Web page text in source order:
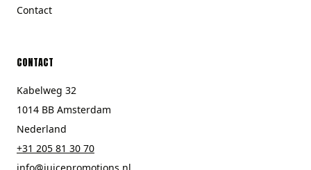
Contact
CONTACT
Kabelweg 32
1014 BB Amsterdam
Nederland
+31 205 81 30 70